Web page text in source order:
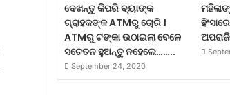
ଦେଖନ୍ତୁ କିପରି ବ୍ୟାଙ୍କ
ଗ୍ରାହକଙ୍କ ATMରୁ ଚୋରି ।
ATMରୁ ଟଙ୍କା ଉଠାଇଲା ବେଳେ
ସଚେତନ ହୁଅନ୍ତୁ ନହେଲେ……..
September 24, 2020